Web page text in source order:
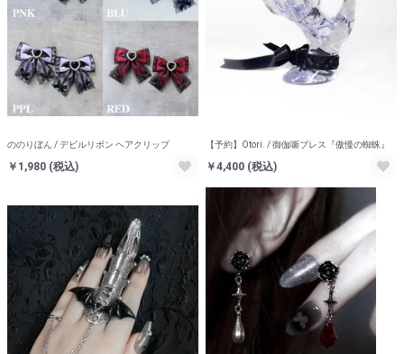
ののりぼん / デビルリボン ヘアクリップ
￥1,980 (税込)
【予約】Otori. / 御伽噺ブレス『傲慢の蜘蛛』
￥4,400 (税込)